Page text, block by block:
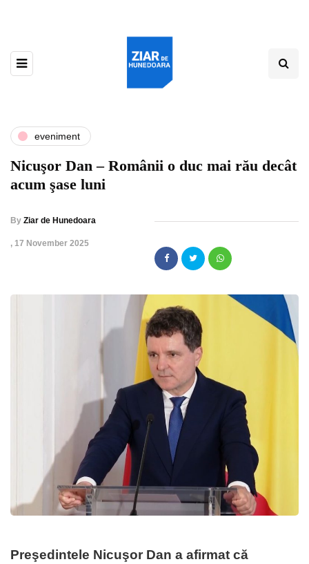
eveniment
Nicuşor Dan – Românii o duc mai rău decât
acum şase luni
By Ziar de Hunedoara
, 17 November 2025
Preşedintele Nicuşor Dan a afirmat că